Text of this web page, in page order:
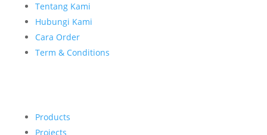
Tentang Kami
Hubungi Kami
Cara Order
Term & Conditions
Products
Projects